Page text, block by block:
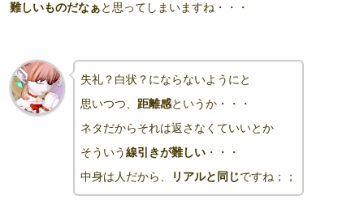
難しいものだなぁと思ってしまいますね・・・
失礼？白状？にならないようにと
思いつつ、 距離感というか・・・
ネタだからそれは返さなくていいとか
そういう線引きが難しい・・・
中身は人だから、
リアルと同じですね；；